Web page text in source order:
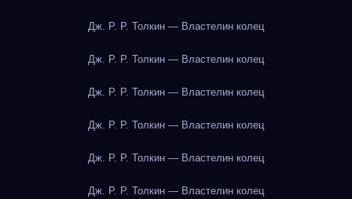
Дж. Р. Р. Толкин — Властелин колец
Дж. Р. Р. Толкин — Властелин колец
Дж. Р. Р. Толкин — Властелин колец
Дж. Р. Р. Толкин — Властелин колец
Дж. Р. Р. Толкин — Властелин колец
Дж. Р. Р. Толкин — Властелин колец